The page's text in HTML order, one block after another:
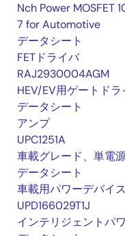
Nch Power MOSFET
7 for Automotive
データシート
FETドライバ
RAJ2930004AGM
HEV/EV用ゲートドラ
データシート
アンプ
UPC1251A
車載グレード、単電
データシート
車載用パワーデバイス
UPD166029T1J
インテリジェントパ